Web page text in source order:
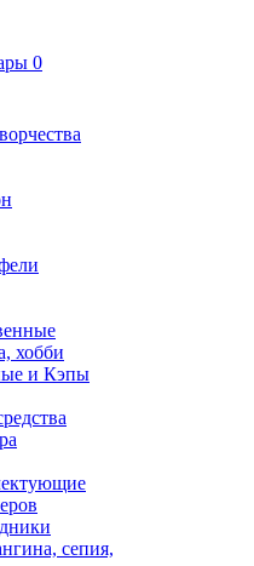
0
хобби
и Кэпы
сепия,